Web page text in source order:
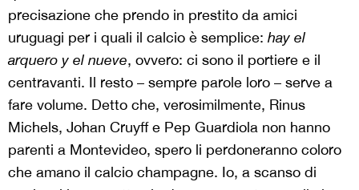
precisazione che prendo in prestito da amici
uruguagi per i quali il calcio è semplice: hay el
arquero y el nueve, ovvero: ci sono il portiere e il
centravanti. Il resto – sempre parole loro – serve a
fare volume. Detto che, verosimilmente, Rinus
Michels, Johan Cruyff e Pep Guardiola non hanno
parenti a Montevideo, spero li perdoneranno coloro
che amano il calcio champagne. Io, a scanso di